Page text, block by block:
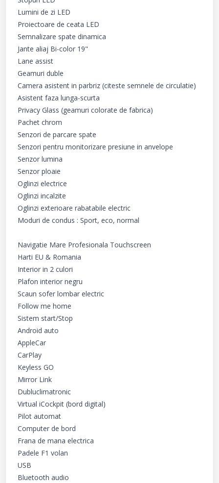
Lumini de zi LED
Proiectoare de ceata LED
Semnalizare spate dinamica
Jante aliaj Bi-color 19"
Lane assist
Geamuri duble
Camera asistent in parbriz (citeste semnele de circulatie)
Asistent faza lunga-scurta
Privacy Glass (geamuri colorate de fabrica)
Pachet chrom
Senzori de parcare spate
Senzori pentru monitorizare presiune in anvelope
Senzor lumina
Senzor ploaie
Oglinzi electrice
Oglinzi incalzite
Oglinzi exterioare rabatabile electric
Moduri de condus : Sport, eco, normal
Navigatie Mare Profesionala Touchscreen
Harti EU & Romania
Interior in 2 culori
Plafon interior negru
Scaun sofer lombar electric
Follow me home
Sistem start/Stop
Android auto
AppleCar
CarPlay
Keyless GO
Mirror Link
Dubluclimatronic
Virtual iCockpit (bord digital)
Pilot automat
Computer de bord
Frana de mana electrica
Padele F1 volan
USB
Bluetooth audio